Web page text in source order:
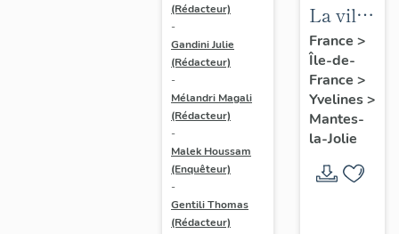
(Rédacteur)
-
Gandini Julie
(Rédacteur)
-
Mélandri Magali
(Rédacteur)
-
Malek Houssam
(Enquêteur)
-
Gentili Thomas
(Rédacteur)
La ville
de
Mantes-
la-Jolie
France >
Île-de-
France >
Yvelines>
Mantes-
la-Jolie